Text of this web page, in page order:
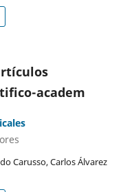
academ
Carusso, Carlos Álvarez